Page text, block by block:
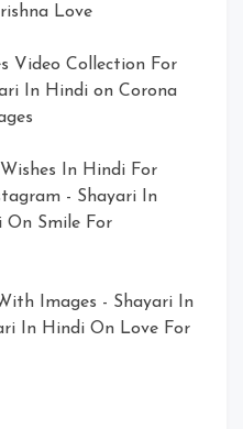
Love
Video Collection For
In Hindi on Corona
In Hindi For
- Shayari In
On Smile For
Images - Shayari In
In Hindi On Love For